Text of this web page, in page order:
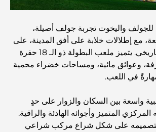
على نجمة ميشلان: جولة مغامرة لعشاق
جميرا جولف إستيتس: دليل الطهي
Dubai Horse Racing: Where
جميرا: دليل لأفضل أماكن القهوة وأسلوب
للجولف واليخوت تجربة جولف أصيلة،
مع إطلالات خلابة على أفق المدينة، على
ضفاف خور دبي التاريخي. يتميز ملعب البطولة ذو الـ 18 حفرة
وعوائق مائية، ومساحات خضراء محمية
في اللعب.
واسعة بين السكان والزوار على حدٍ
المتميز وأجوائه الهادئة والراقية.
بتصميمه على شكل شراع مركب شراعي